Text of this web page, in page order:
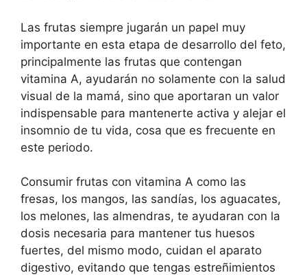
Las frutas siempre jugarán un papel muy
importante en esta etapa de desarrollo del feto,
principalmente las frutas que contengan
vitamina A, ayudarán no solamente con la salud
visual de la mamá, sino que aportaran un valor
indispensable para mantenerte activa y alejar el
insomnio de tu vida, cosa que es frecuente en
este periodo.
Consumir frutas con vitamina A como las
fresas, los mangos, las sandías, los aguacates,
los melones, las almendras, te ayudaran con la
dosis necesaria para mantener tus huesos
fuertes, del mismo modo, cuidan el aparato
digestivo, evitando que tengas estreñimientos